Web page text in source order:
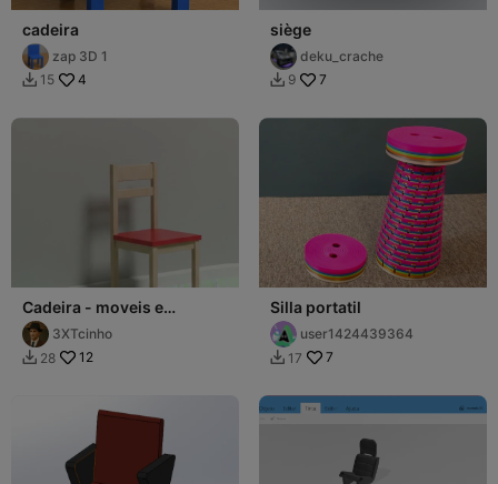
cadeira
zap 3D 1
 15 4
siège
deku_crache
 9 7
Cadeira - moveis e
eletrodomésticos
3XTcinho
 28 12
Silla portatil
user1424439364
 17 7